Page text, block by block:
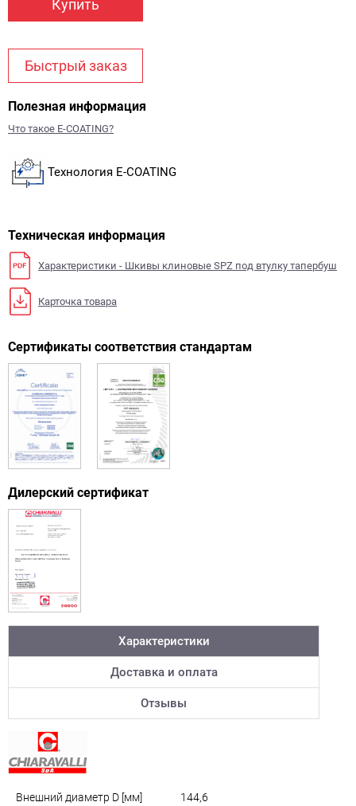
Купить
Быстрый заказ
Полезная информация
Что такое E-COATING?
Технология E-COATING
Техническая информация
Характеристики - Шкивы клиновые SPZ под втулку тапербуш
Карточка товара
Сертификаты соответствия стандартам
Дилерский сертификат
Характеристики
Доставка и оплата
Отзывы
Внешний диаметр D [мм]
144,6